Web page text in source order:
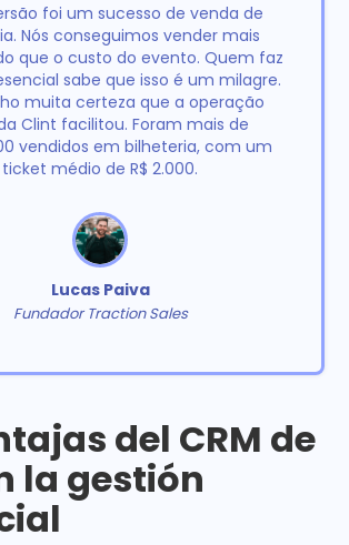
foi um sucesso de venda de
Nós conseguimos vender mais
que o custo do evento. Quem faz
sabe que isso é um milagre.
muita certeza que a operação
Clint facilitou. Foram mais de
vendidos em bilheteria, com um
ticket médio de R$ 2.000.
Lucas Paiva
Fundador Traction Sales
del CRM de
la gestión